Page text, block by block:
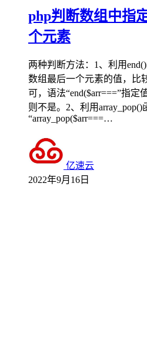
php判断数组中指
个元素
两种判断方法：1、利用
数组最后一个元素的值，比
可，语法“end($arr===”指定
则不是。2、利用
“array_pop($arr===…
亿速云
2022年9月16日